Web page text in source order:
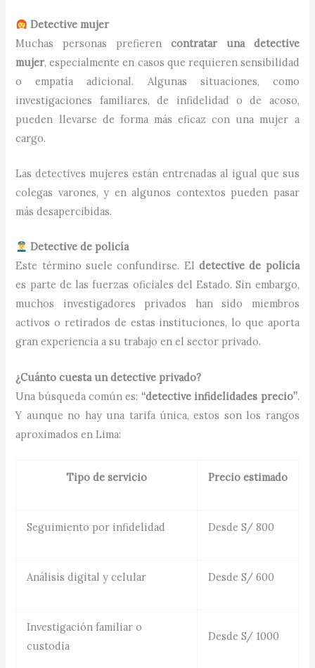
Detective mujer
Muchas personas prefieren contratar una detective
mujer, especialmente en casos que requieren sensibilidad
o empatía adicional. Algunas situaciones, como
investigaciones familiares, de infidelidad o de acoso,
pueden llevarse de forma más eficaz con una mujer a
cargo.
Las detectives mujeres están entrenadas al igual que sus
colegas varones, y en algunos contextos pueden pasar
más desapercibidas.
Detective de policía
Este término suele confundirse. El detective de policía
es parte de las fuerzas oficiales del Estado. Sin embargo,
muchos investigadores privados han sido miembros
activos o retirados de estas instituciones, lo que aporta
gran experiencia a su trabajo en el sector privado.
¿Cuánto cuesta un detective privado?
Una búsqueda común es: “detective infidelidades precio”.
Y aunque no hay una tarifa única, estos son los rangos
aproximados en Lima:
Tipo de servicio Precio estimado
Seguimiento por infidelidad Desde S/ 800
Análisis digital y celular Desde S/ 600
Investigación familiar o
custodia
Desde S/ 1000